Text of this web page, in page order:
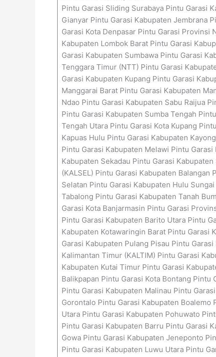
Pintu Garasi Sliding Surabaya Pintu Garasi
Gianyar Pintu Garasi Kabupaten Jembrana
Garasi Kota Denpasar Pintu Garasi Provinsi
Kabupaten Lombok Barat Pintu Garasi
Garasi Kabupaten Sumbawa Pintu Garasi
Tenggara Timur (NTT) Pintu Garasi
Garasi Kabupaten Kupang Pintu Garasi
Manggarai Barat Pintu Garasi Kabupaten
Ndao Pintu Garasi Kabupaten Sabu Raijua
Pintu Garasi Kabupaten Sumba Tengah
Tengah Utara Pintu Garasi Kota Kupang
Kapuas Hulu Pintu Garasi Kabupaten
Pintu Garasi Kabupaten Melawi Pintu
Kabupaten Sekadau Pintu Garasi
(KALSEL) Pintu Garasi Kabupaten
Selatan Pintu Garasi Kabupaten Hulu
Tabalong Pintu Garasi Kabupaten Tanah
Garasi Kota Banjarmasin Pintu Garasi
Pintu Garasi Kabupaten Barito Utara Pintu
Kabupaten Kotawaringin Barat Pintu Garasi
Garasi Kabupaten Pulang Pisau Pintu
Kalimantan Timur (KALTIM) Pintu Garasi
Kabupaten Kutai Timur Pintu Garasi
Balikpapan Pintu Garasi Kota Bontang Pintu
Pintu Garasi Kabupaten Malinau Pintu
Gorontalo Pintu Garasi Kabupaten
Utara Pintu Garasi Kabupaten Pohuwato
Pintu Garasi Kabupaten Barru Pintu Garasi
Gowa Pintu Garasi Kabupaten Jeneponto
Pintu Garasi Kabupaten Luwu Utara Pintu